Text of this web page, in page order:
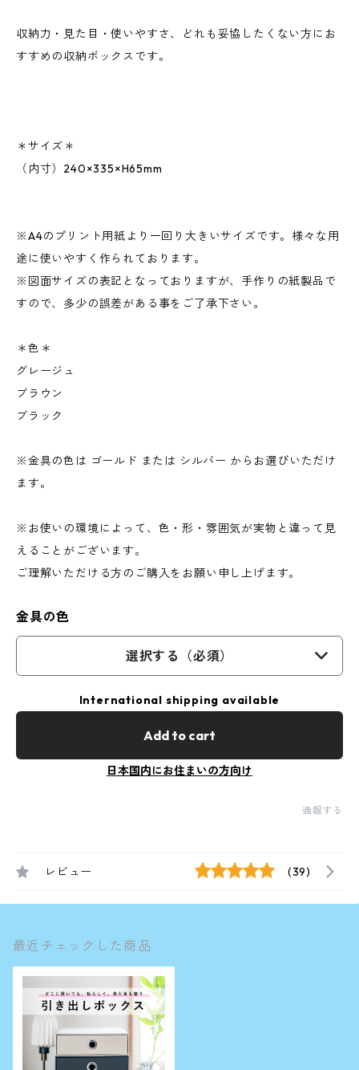
収納力・見た目・使いやすさ、どれも妥協したくない方にお
すすめの収納ボックスです。
＊サイズ＊
（内寸）240×335×H65mm
※A4のプリント用紙より一回り大きいサイズです。様々な用
途に使いやすく作られております。
※図面サイズの表記となっておりますが、手作りの紙製品で
すので、多少の誤差がある事をご了承下さい。
＊色＊
グレージュ
ブラウン
ブラック
※金具の色は ゴールド または シルバー からお選びいただけ
ます。
※お使いの環境によって、色・形・雰囲気が実物と違って見
えることがございます。
ご理解いただける方のご購入をお願い申し上げます。
金具の色
選択する（必須）
International shipping available
Add to cart
日本国内にお住まいの方向け
通報する
レビュー (39)
最近チェックした商品